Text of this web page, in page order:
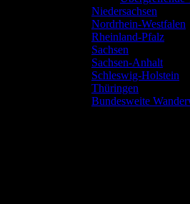
Niedersachsen
Nordrhein-Westfalen
Rheinland-Pfalz
Sachsen
Sachsen-Anhalt
Schleswig-Holstein
Thüringen
Bundesweite